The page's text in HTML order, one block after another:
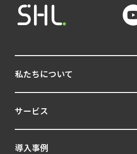
私たちについて
サービス
導入事例